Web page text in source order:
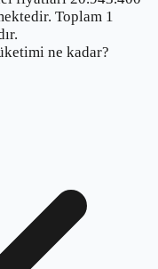
Toplam 1
ne kadar?